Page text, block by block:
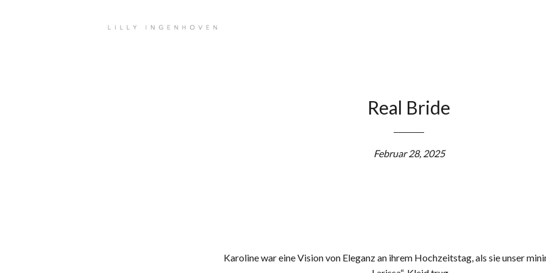
Real Bride
Februar 28, 2025
Karoline war eine Vision von Eleganz an ihrem Hochzeitstag, als sie unser